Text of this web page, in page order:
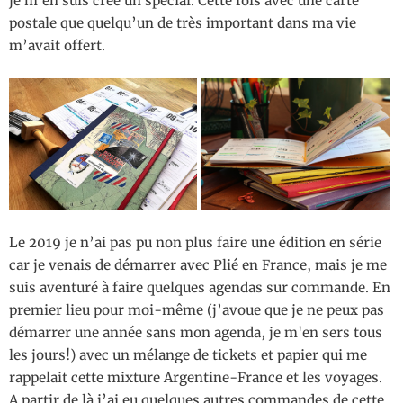
postale que quelqu’un de très important dans ma vie
m’avait offert.
Le 2019 je n’ai pas pu non plus faire une édition en série
car je venais de démarrer avec Plié en France, mais je me
suis aventuré à faire quelques agendas sur commande. En
premier lieu pour moi-même (j’avoue que je ne peux pas
démarrer une année sans mon agenda, je m'en sers tous
les jours!) avec un mélange de tickets et papier qui me
rappelait cette mixture Argentine-France et les voyages.